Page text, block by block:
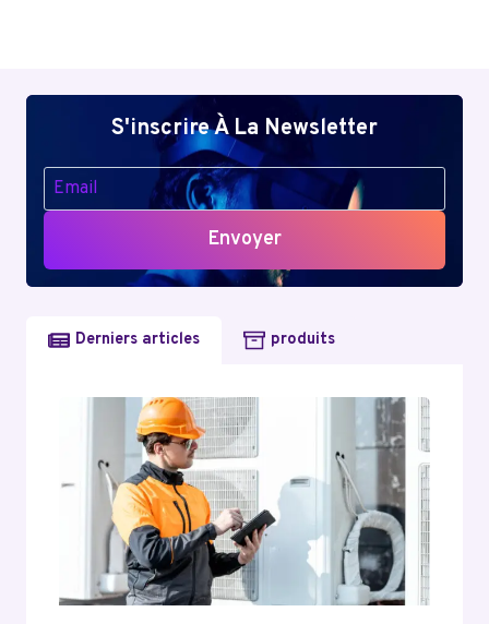
S'inscrire À La Newsletter
Envoyer
Derniers articles produits